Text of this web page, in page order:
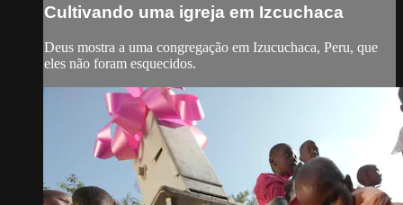
Cultivando uma igreja em Izcuchaca
Deus mostra a uma congregação em Izucuchaca, Peru, que
eles não foram esquecidos.